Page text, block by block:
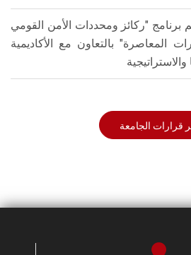
"ركائز ومحددات الأمن القومي
المعاصرة" بالتعاون مع الأكاديمية
قرارات الجامعة